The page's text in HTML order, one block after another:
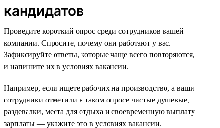
кандидатов
Проведите короткий опрос среди сотрудников вашей
компании. Спросите, почему они работают у вас.
Зафиксируйте ответы, которые чаще всего повторяются,
и напишите их в условиях вакансии.
Например, если ищете рабочих на производство, а ваши
сотрудники отметили в таком опросе чистые душевые,
раздевалки, места для отдыха и своевременную выплату
зарплаты — укажите это в условиях вакансии.